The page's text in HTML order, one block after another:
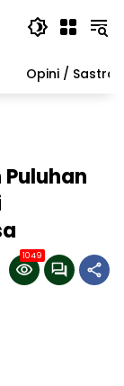
Opini / Sastra
1049